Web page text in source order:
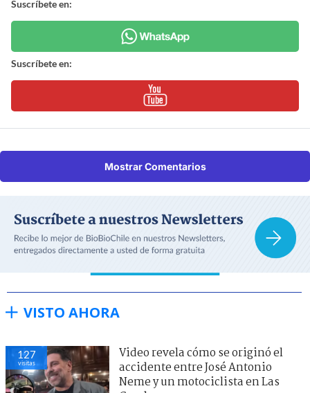
Suscríbete en:
Suscríbete en:
Mostrar Comentarios
VISTO AHORA
127
visitas
Video revela cómo se originó el
accidente entre José Antonio
Neme y un motociclista en Las